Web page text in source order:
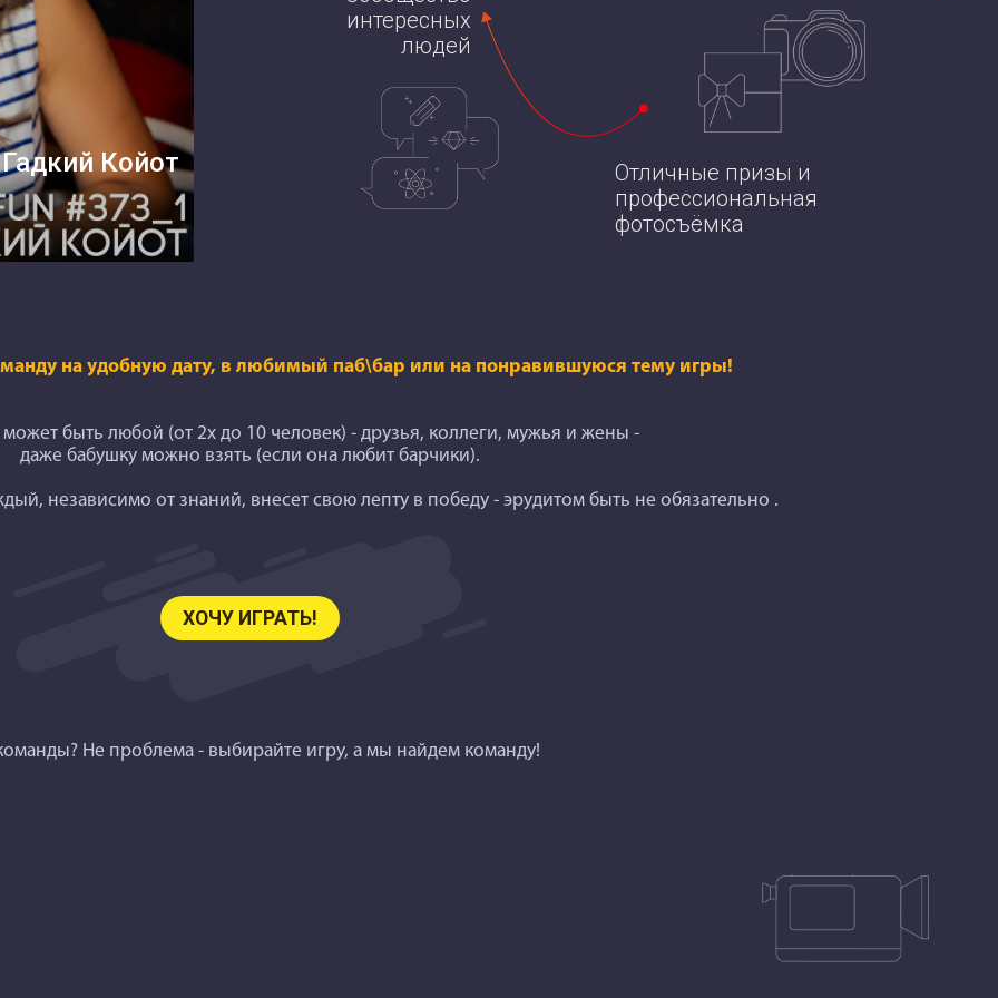
Койот
интересных
людей
Отличные призы и
профессиональная
фотосъёмка
на удобную дату, в любимый паб\бар или на понравившуюся тему игры!
быть любой (от 2х до 10 человек) - друзья, коллеги, мужья и жены -
даже бабушку можно взять (если она любит барчики).
независимо от знаний, внесет свою лепту в победу - эрудитом быть не обязательно .
ХОЧУ ИГРАТЬ!
Не проблема - выбирайте игру, а мы найдем команду!